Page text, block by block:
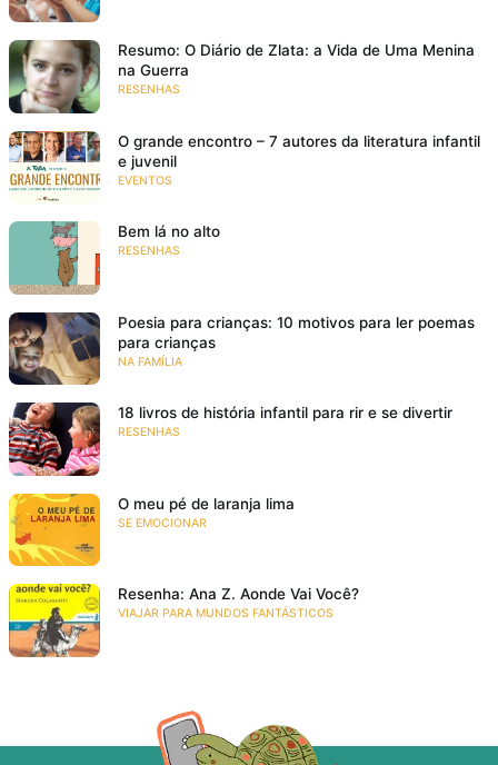
Resumo: O Diário de Zlata: a Vida de Uma Menina
na Guerra
RESENHAS
O grande encontro – 7 autores da literatura infantil
e juvenil
EVENTOS
Bem lá no alto
RESENHAS
Poesia para crianças: 10 motivos para ler poemas
para crianças
NA FAMÍLIA
18 livros de história infantil para rir e se divertir
RESENHAS
O meu pé de laranja lima
SE EMOCIONAR
Resenha: Ana Z. Aonde Vai Você?
VIAJAR PARA MUNDOS FANTÁSTICOS